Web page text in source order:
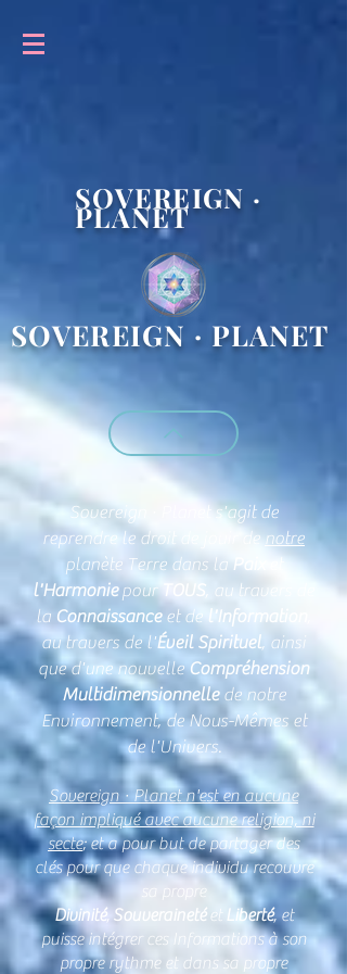
SOVEREIGN ·
PLANET
SOVEREIGN · PLANET
Sovereign · Planet s'agit de
reprendre le droit de jouir denotre
planète Terre dans laPaix
l'HarmoniepourTOUS, au travers de
la Connaissanceet de l'Information
au travers de l'Éveil Spirituel, ainsi
que d'une nouvelleCompréhension
Multidimensionnellede notre
Environnement, de Nous-Mêmes et
de l'Univers.
Sovereign · Planet n'est en aucune
façon impliqué avec aucune religion, ni
secte; et a pour but de partager des
clés pour que chaque individu recouvre
sa propre
Divinité, Souverainetéet Liberté, et
puisse intégrer ces Informations à son
propre rythme et dans sa propre